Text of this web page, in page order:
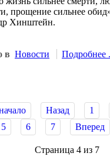
прощение сильнее
Хинштейн.
в Новости Подробнее
Назад 1
5
6 7 Вперед
Страница 4 из 7